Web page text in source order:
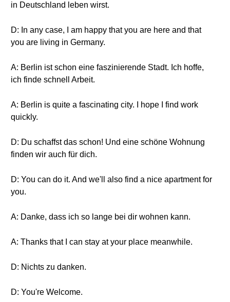
in Deutschland leben wirst.
D: In any case, I am happy that you are here and that
you are living in Germany.
A: Berlin ist schon eine faszinierende Stadt. Ich hoffe,
ich finde schnell Arbeit.
A: Berlin is quite a fascinating city. I hope I find work
quickly.
D: Du schaffst das schon! Und eine schöne Wohnung
finden wir auch für dich.
D: You can do it. And we'll also find a nice apartment for
you.
A: Danke, dass ich so lange bei dir wohnen kann.
A: Thanks that I can stay at your place meanwhile.
D: Nichts zu danken.
D: You're Welcome.